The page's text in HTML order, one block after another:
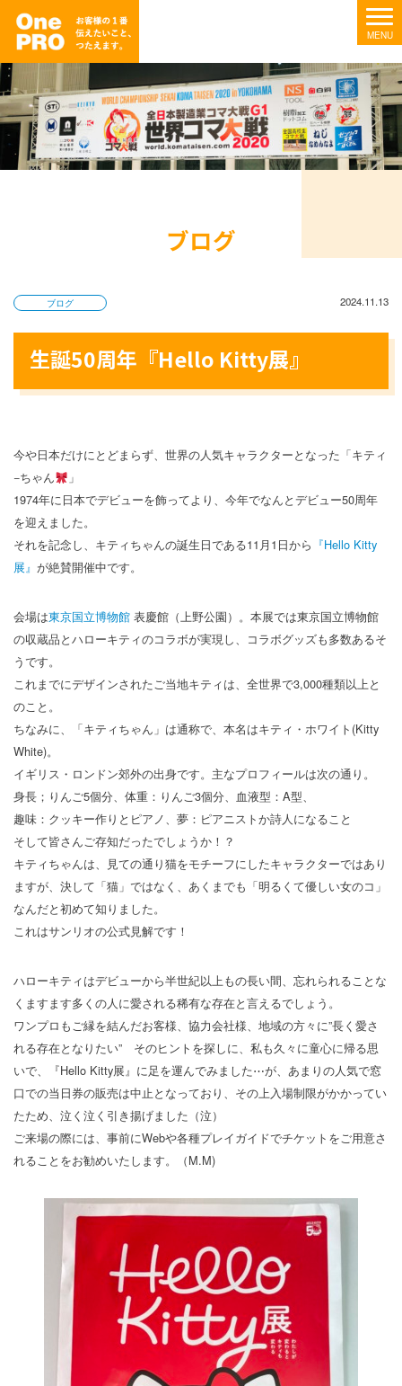
ブログ
ブログ 2024.11.13
生誕50周年『Hello Kitty展』
今や日本だけにとどまらず、世界の人気キャラクターとなった「キティ
−ちゃん
」
1974年に日本でデビューを飾ってより、今年でなんとデビュー50周年
を迎えました。
それを記念し、キティちゃんの誕生日である11月1日から 『Hello Kitty
展』 が絶賛開催中です。
会場は東京国立博物館 表慶館（上野公園）。本展では東京国立博物館
の収蔵品とハローキティのコラボが実現し、コラボグッズも多数あるそ
うです。
これまでにデザインされたご当地キティは、全世界で3,000種類以上と
のこと。
ちなみに、「キティちゃん」は通称で、本名はキティ・ホワイト(Kitty
White)。
イギリス・ロンドン郊外の出身です。主なプロフィールは次の通り。
身長；りんご5個分、体重：りんご3個分、血液型：A型、
趣味：クッキー作りとピアノ、夢：ピアニストか詩人になること
そして皆さんご存知だったでしょうか！？
キティちゃんは、見ての通り猫をモチーフにしたキャラクターではあり
ますが、決して「猫」ではなく、あくまでも「明るくて優しい女のコ」
なんだと初めて知りました。
これはサンリオの公式見解です！
ハローキティはデビューから半世紀以上もの長い間、忘れられることな
くますます多くの人に愛される稀有な存在と言えるでしょう。
ワンプロもご縁を結んだお客様、協力会社様、地域の方々に”長く愛さ
れる存在となりたい” そのヒントを探しに、私も久々に童心に帰る思
いで、『Hello Kitty展』に足を運んでみました⋯が、あまりの人気で窓
口での当日券の販売は中止となっており、その上入場制限がかかってい
たため、泣く泣く引き揚げました（泣）
ご来場の際には、事前にWebや各種プレイガイドでチケットをご用意さ
れることをお勧めいたします。（M.M)